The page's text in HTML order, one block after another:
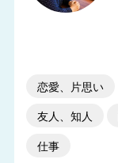
恋愛、片思い
友人、知人
仕事